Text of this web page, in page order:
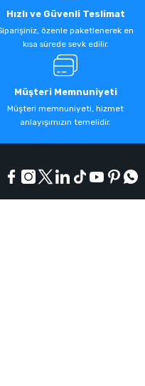
Hızlı ve Güvenli Teslimat
özenle paketlenerek en
kısa sürede sevk edilir.
Müşteri Memnuniyeti
Müşteri memnuniyeti, hizmet
anlayışımızın temelidir.